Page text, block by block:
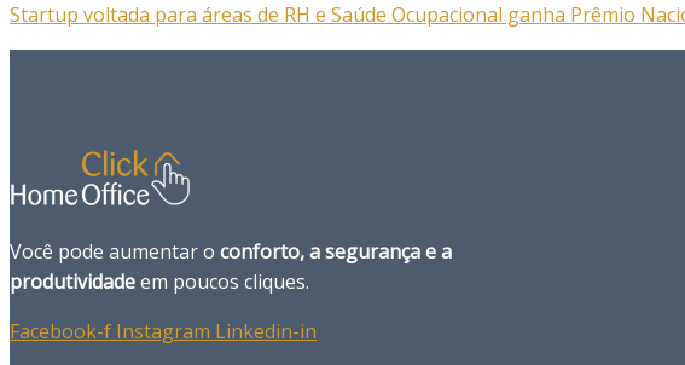
Startup voltada para áreas de RH e Saúde Ocupacional ganha Prêmio
Você pode aumentar o conforto, a segurança e a
produtividadeem poucos cliques.
Facebook-f Instagram Linkedin-in